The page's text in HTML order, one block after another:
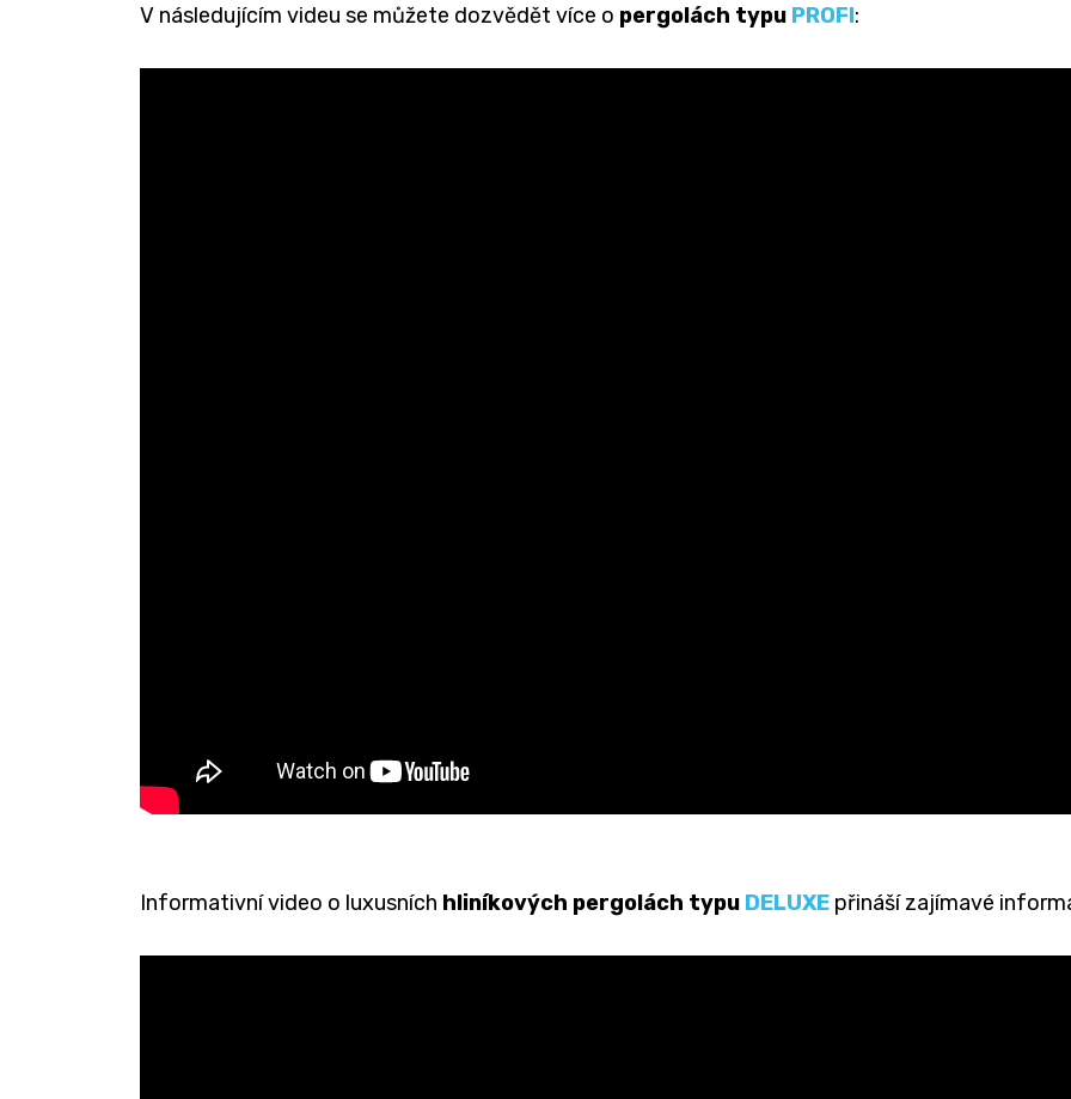
V následujícím videu se můžete dozvědět více o pergolách typu PROFI:
Informativní video o luxusních hliníkových pergolách typu DELUXE přináší zajímavé